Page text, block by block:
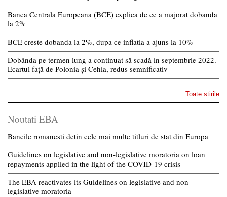
Banca Centrala Europeana (BCE) explica de ce a majorat dobanda
la 2%
BCE creste dobanda la 2%, dupa ce inflatia a ajuns la 10%
Dobânda pe termen lung a continuat să scadă in septembrie 2022.
Ecartul față de Polonia și Cehia, redus semnificativ
Toate stirile
Noutati EBA
Bancile romanesti detin cele mai multe titluri de stat din Europa
Guidelines on legislative and non-legislative moratoria on loan
repayments applied in the light of the COVID-19 crisis
The EBA reactivates its Guidelines on legislative and non-
legislative moratoria